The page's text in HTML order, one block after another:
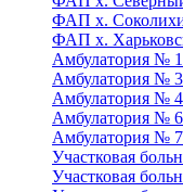
ФАП х.
ФАП х.
Амбулатория №
Амбулатория №
Амбулатория №
Амбулатория №
Амбулатория №
Участковая
Участковая